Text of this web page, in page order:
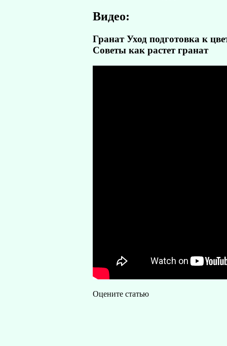
Видео:
Гранат Уход подготовка к
Советы как растет гранат
Оцените статью